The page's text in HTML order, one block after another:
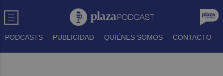
PODCASTS PUBLICIDAD QUIÉNES SOMOS CONTACTO